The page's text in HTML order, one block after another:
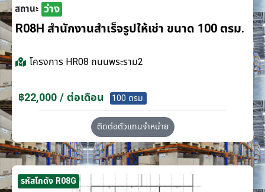
สถานะ ว่าง
R08H สำนักงานสำเร็จรูปให้เช่า ขนาด 100 ตรม.
โครงการ HR08 ถนนพระราม2
฿22,000 / ต่อเดือน 100 ตรม.
ติดต่อตัวแทนจำหน่าย
รหัสโกดัง R08G